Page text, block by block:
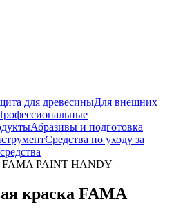
для древесиныДля внешних
Абразивы и подготовка
Средства по уходу за
FAMA PAINT HANDY
краска FAMA